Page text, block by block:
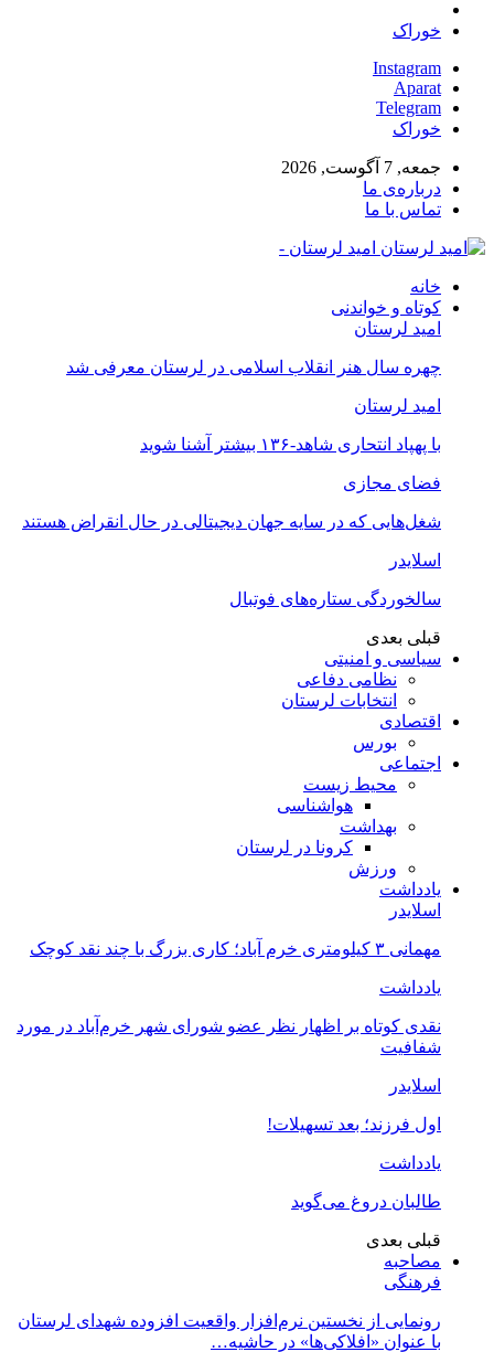
خوراک
Instagram
Aparat
Telegram
خوراک
جمعه, 7 آگوست, 2026
درباره‌ی ما
تماس با ما
امید لرستان -
خانه
کوتاه و خواندنی
امید لرستان
چهره سال هنر انقلاب اسلامی در لرستان معرفی شد
امید لرستان
با پهپاد انتحاری شاهد-۱۳۶ بیشتر آشنا شوید
فضای مجازی
شغل‌‌هایی که در سایه جهان دیجیتالی در حال انقراض هستند
اسلایدر
سالخوردگی ستاره‌های فوتبال
قبلی بعدی
سیاسی و امنیتی
نظامی دفاعی
انتخابات لرستان
اقتصادی
بورس
اجتماعی
محیط زیست
هواشناسی
بهداشت
کرونا در لرستان
ورزش
یادداشت
اسلایدر
مهمانی ۳ کیلومتری خرم آباد؛ کاری بزرگ با چند نقد کوچک
یادداشت
نقدی کوتاه بر اظهار نظر عضو شورای شهر خرم‌آباد در مورد
شفافیت
اسلایدر
اول فرزند؛ بعد تسهیلات!
یادداشت
طالبان دروغ می‌گوید
قبلی بعدی
مصاحبه
فرهنگی
رونمایی از نخستین نرم‌افزار واقعیت افزوده شهدای لرستان
با عنوان «افلاکی‌ها» در حاشیه…